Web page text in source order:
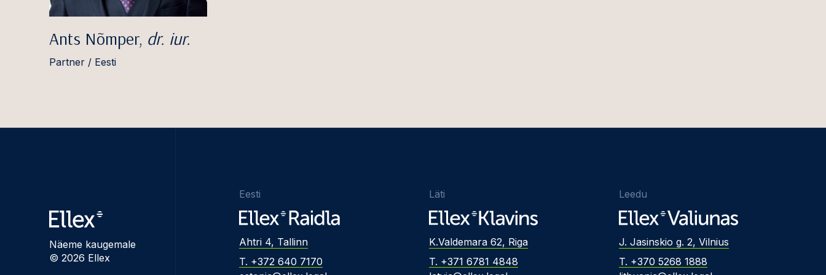
Ants Nõmper, dr. iur.
Partner / Eesti
Näeme kaugemale
© 2026 Ellex
Eesti
Ahtri 4, Tallinn
T. +372 640 7170
Läti
K.Valdemara 62, Riga
T. +371 6781 4848
Leedu
J. Jasinskio g. 2, Vilnius
T. +370 5268 1888